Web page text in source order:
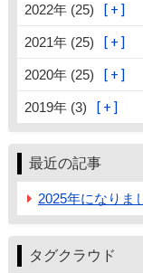
2022年 (25)
2021年 (25)
2020年 (25)
2019年 (3)
最近の記事
2025年になりま
タグクラウド